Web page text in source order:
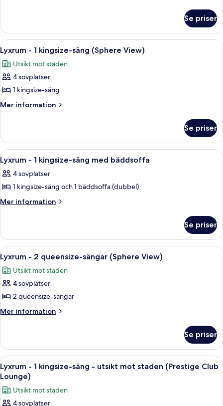
1
kingsize-
säng
rum
1
kingsize-
säng
Se priser
Öppna
alla
foton
för
Lyxrum
-
säng
(Sphere
View)
Ett hotellrum med ett stort fönster,
7
Lyxrum - 1 kingsize-säng (Sphere View)
Utsikt mot staden
4 sovplatser
1 kingsize-säng
Mer information
Mer
-
kingsize-
säng
(Sphere
View)
Se priser
Öppna
alla
foton
för
Lyxrum
kingsize-
säng
med
bäddsoffa
Ett rymligt hotellrum med en stor
5
Lyxrum - 1 kingsize-säng med bäddsoffa
4 sovplatser
1 kingsize-säng och 1 bäddsoffa (dubbel)
Mer information
Mer
-
kingsize-
säng
med
bäddsoffa
Se priser
Öppna
alla
foton
för
Lyxrum
-
sängar
(Sphere
View)
Ett hotellrum med ett stort fönster,
6
Lyxrum - 2 queensize-sängar (Sphere View)
Utsikt mot staden
4 sovplatser
2 queensize-sängar
Mer information
Mer
-
queensize-
sängar
(Sphere
View)
Se priser
Öppna
alla
foton
för
9
Lyxrum - 1 kingsize-säng - utsikt mot staden (Prestige Club
Lounge)
Utsikt mot staden
4 sovplatser